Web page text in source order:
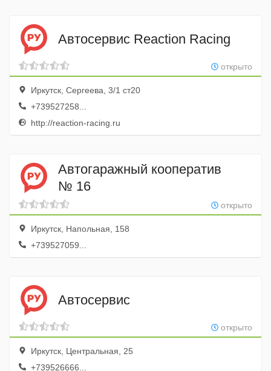
Автосервис Reaction Racing
открыто
Иркутск, Сергеева, 3/1 ст20
+739527258...
http://reaction-racing.ru
Автогаражный кооператив
№ 16
открыто
Иркутск, Напольная, 158
+739527059...
Автосервис
открыто
Иркутск, Центральная, 25
+739526666...